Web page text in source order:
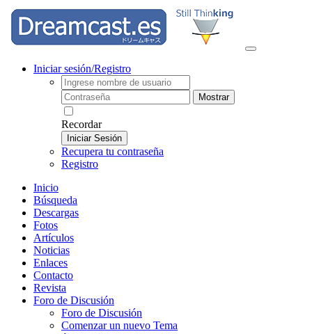
Iniciar sesión/Registro
Mostrar
Recordar
Iniciar Sesión
Recupera tu contraseña
Registro
Inicio
Búsqueda
Descargas
Fotos
Artículos
Noticias
Enlaces
Contacto
Revista
Foro de Discusión
Foro de Discusión
Comenzar un nuevo Tema